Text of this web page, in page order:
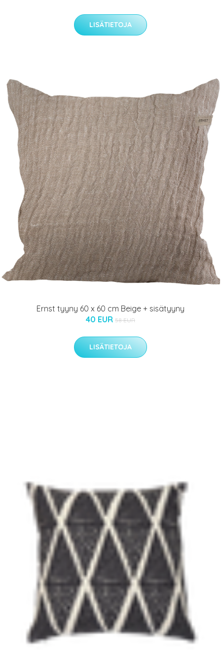
LISÄTIETOJA
Ernst tyyny 60 x 60 cm Beige + sisätyyny
40 EUR 58 EUR
LISÄTIETOJA